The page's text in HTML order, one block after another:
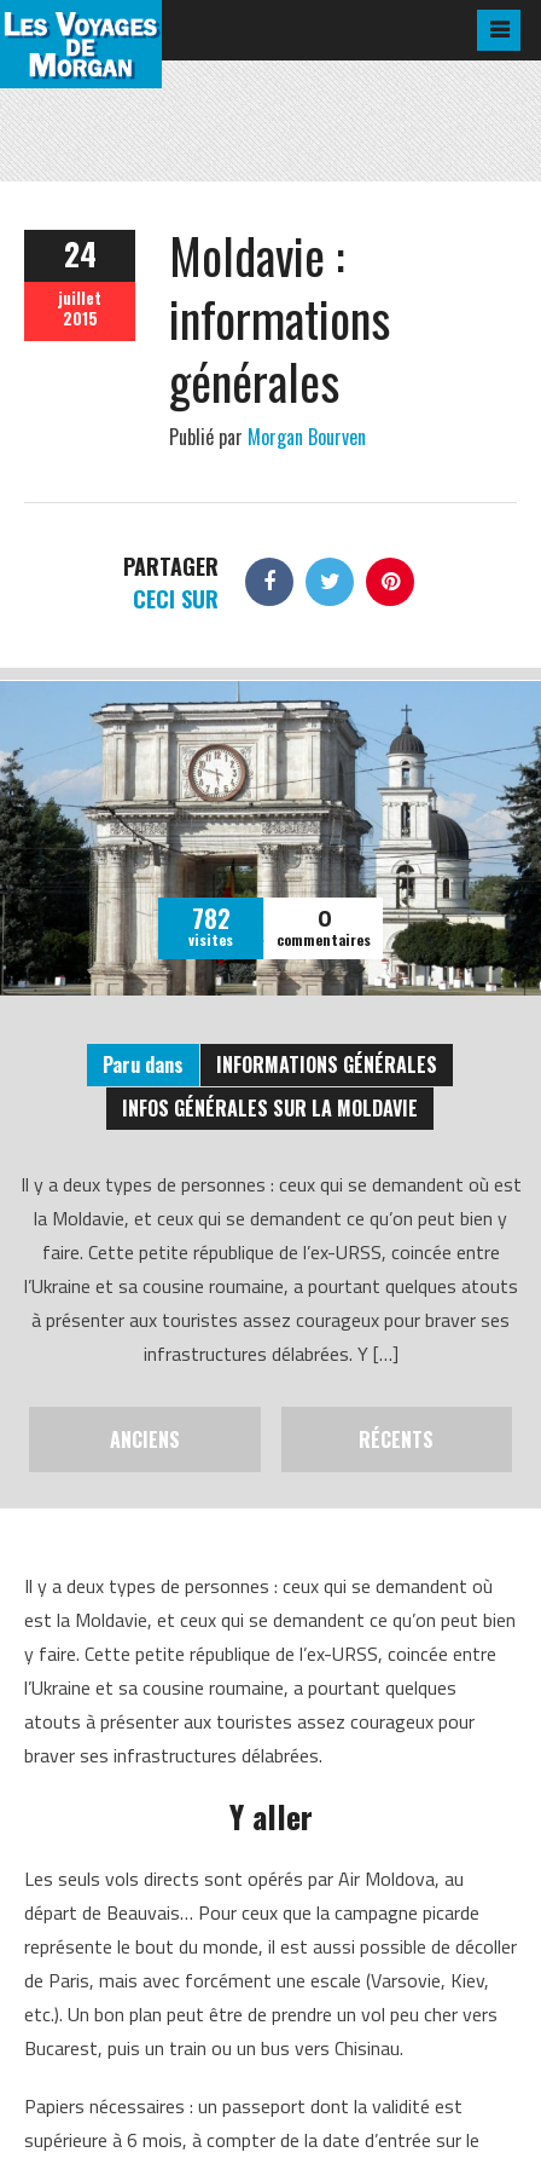
24
juillet
2015
Moldavie :
informations
générales
Publié par Morgan Bourven
PARTAGER
CECI SUR
782
visites
0
commentaires
Paru dans
INFORMATIONS GÉNÉRALES
INFOS GÉNÉRALES SUR LA MOLDAVIE
Il y a deux types de personnes : ceux qui se demandent où est
la Moldavie, et ceux qui se demandent ce qu’on peut bien y
faire. Cette petite république de l’ex-URSS, coincée entre
l’Ukraine et sa cousine roumaine, a pourtant quelques atouts
à présenter aux touristes assez courageux pour braver ses
infrastructures délabrées. Y […]
ANCIENS RÉCENTS
Il y a deux types de personnes : ceux qui se demandent où
est la Moldavie, et ceux qui se demandent ce qu’on peut bien
y faire. Cette petite république de l’ex-URSS, coincée entre
l’Ukraine et sa cousine roumaine, a pourtant quelques
atouts à présenter aux touristes assez courageux pour
braver ses infrastructures délabrées.
Y aller
Les seuls vols directs sont opérés par Air Moldova, au
départ de Beauvais… Pour ceux que la campagne picarde
représente le bout du monde, il est aussi possible de décoller
de Paris, mais avec forcément une escale (Varsovie, Kiev,
etc.). Un bon plan peut être de prendre un vol peu cher vers
Bucarest, puis un train ou un bus vers Chisinau.
Papiers nécessaires : un passeport dont la validité est
supérieure à 6 mois, à compter de la date d’entrée sur le